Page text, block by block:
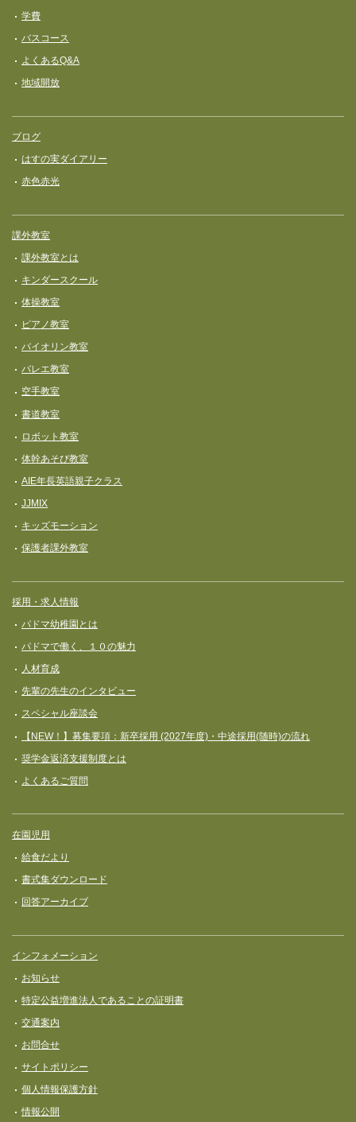
学費
バスコース
よくあるQ&A
地域開放
ブログ
はすの実ダイアリー
赤色赤光
課外教室
課外教室とは
キンダースクール
体操教室
ピアノ教室
バイオリン教室
バレエ教室
空手教室
書道教室
ロボット教室
体幹あそび教室
AIE年長英語親子クラス
JJMIX
キッズモーション
保護者課外教室
採用・求人情報
パドマ幼稚園とは
パドマで働く、１０の魅力
人材育成
先輩の先生のインタビュー
スペシャル座談会
【NEW！】募集要項：新卒採用 (2027年度)・中途採用(随時)の流れ
奨学⾦返済⽀援制度とは
よくあるご質問
在園児用
給食だより
書式集ダウンロード
回答アーカイブ
インフォメーション
お知らせ
特定公益増進法人であることの証明書
交通案内
お問合せ
サイトポリシー
個人情報保護方針
情報公開